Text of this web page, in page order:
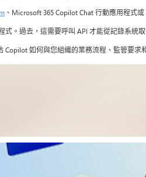
、Microsoft 365 Copilot Chat 行動應用程式
。過去，這需要呼叫 API 才能從記錄系統取
如何與您組織的業務流程、監管要求